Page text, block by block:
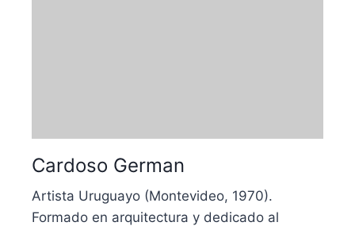
Cardoso German
Artista Uruguayo (Montevideo, 1970).
Formado en arquitectura y dedicado al